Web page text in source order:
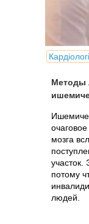
Методы
мозга
участок.
потому
людей.